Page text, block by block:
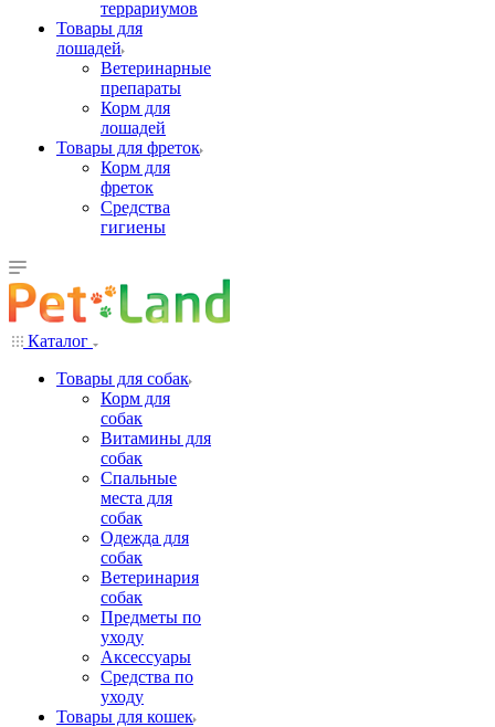
террариумов
Товары для
лошадей
Ветеринарные
препараты
Корм для
лошадей
Товары для фреток
Корм для
фреток
Средства
гигиены
Каталог
Товары для собак
Корм для
собак
Витамины для
собак
Спальные
места для
собак
Одежда для
собак
Ветеринария
собак
Предметы по
уходу
Аксессуары
Средства по
уходу
Товары для кошек